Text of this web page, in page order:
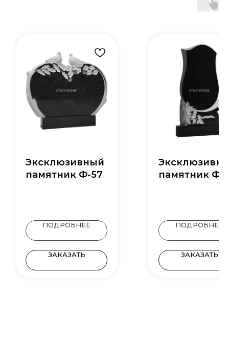
Эксклюзивный
памятник Ф-57
ПОДРОБНЕЕ
ЗАКАЗАТЬ
памятник Ф-
ПОДРОБНЕЕ
ЗАКАЗАТЬ